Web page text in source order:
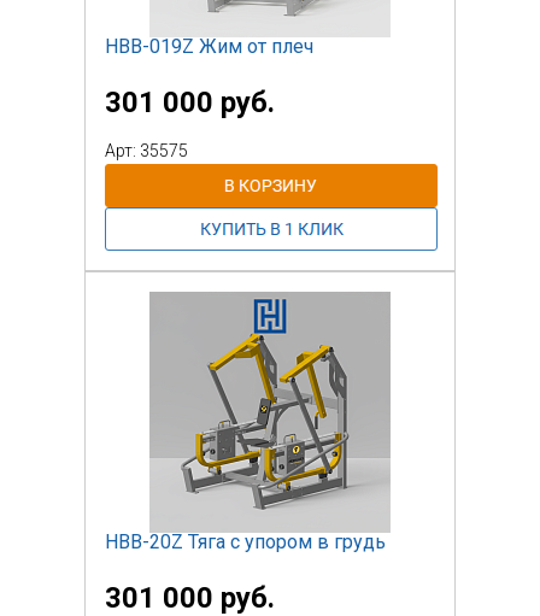
НВВ-019Z Жим от плеч
301 000 руб.
Арт: 35575
НВВ-20Z Тяга с упором в грудь
301 000 руб.